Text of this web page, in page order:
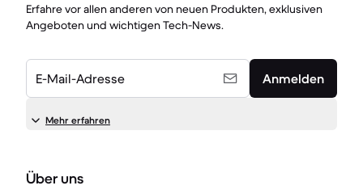
Erfahre vor allen anderen von neuen Produkten, exklusiven
Angeboten und wichtigen Tech-News.
E-Mail-Adresse Anmelden
Mehr erfahren
Über uns